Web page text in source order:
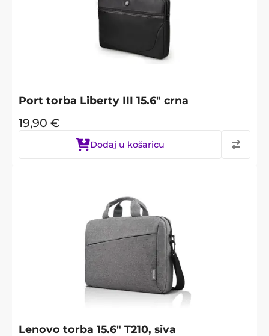
Port torba Liberty III 15.6" crna
19,90 €
Dodaj u košaricu
Lenovo torba 15.6" T210, siva